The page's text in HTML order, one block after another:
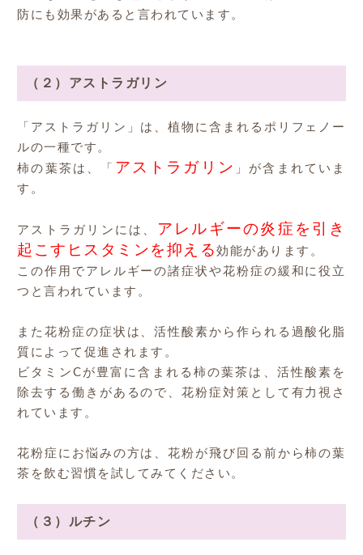
防にも効果があると言われています。
（２）アストラガリン
「アストラガリン」は、植物に含まれるポリフェノー
ルの一種です。
柿の葉茶は、「
アストラガリン 」が含まれていま
す。
アストラガリンには、
アレルギーの炎症を引き
起こすヒスタミンを抑える効能があります。
この作用でアレルギーの諸症状や花粉症の緩和に役立
つと言われています。
また花粉症の症状は、活性酸素から作られる過酸化脂
質によって促進されます。
ビタミンCが豊富に含まれる柿の葉茶は、活性酸素を
除去する働きがあるので、花粉症対策として有力視さ
れています。
花粉症にお悩みの方は、花粉が飛び回る前から柿の葉
茶を飲む習慣を試してみてください。
（３）ルチン